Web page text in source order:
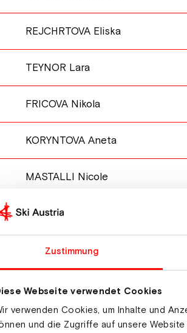
Zustimmung
Webseite verwendet Cookies
verwenden Cookies, um Inhalte und
und die Zugriffe auf unsere
REJCHRTOVA Eliska
TEYNOR Lara
FRICOVA Nikola
KORYNTOVA Aneta
MASTALLI Nicole
HETFLEISCH Tina
LEPEJOVA Livia
BLAHOVA Tereza
LUCCHESE Lisa Anastasia